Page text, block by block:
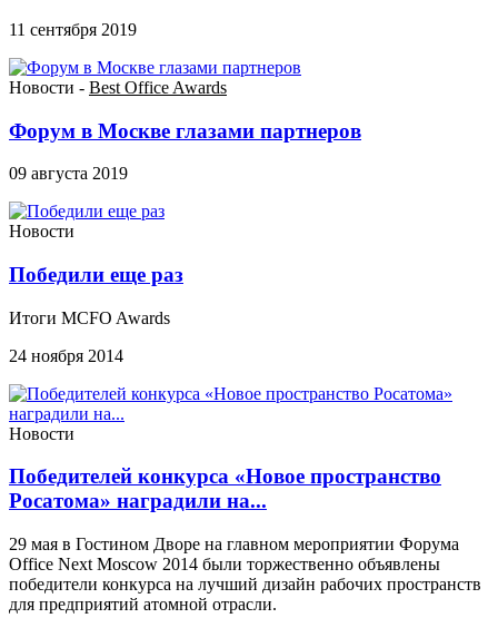
11 сентября 2019
Новости - Best Office Awards
Форум в Москве глазами партнеров
09 августа 2019
Новости
Победили еще раз
Итоги MCFO Awards
24 ноября 2014
Новости
Победителей конкурса «Новое пространство
Росатома» наградили на...
29 мая в Гостином Дворе на главном мероприятии Форума
Office Next Moscow 2014 были торжественно объявлены
победители конкурса на лучший дизайн рабочих пространств
для предприятий атомной отрасли.